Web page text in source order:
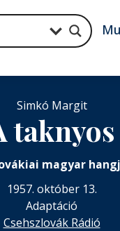
Simkó Margit
taknyos
magyar
1957. október 13.
Adaptáció
Csehszlovák Rádió